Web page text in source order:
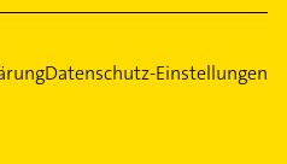
Datenschutz-Einstellungen